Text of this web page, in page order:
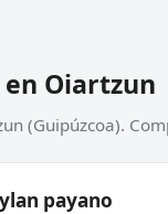
Oiartzun
(Guipúzcoa).
payano